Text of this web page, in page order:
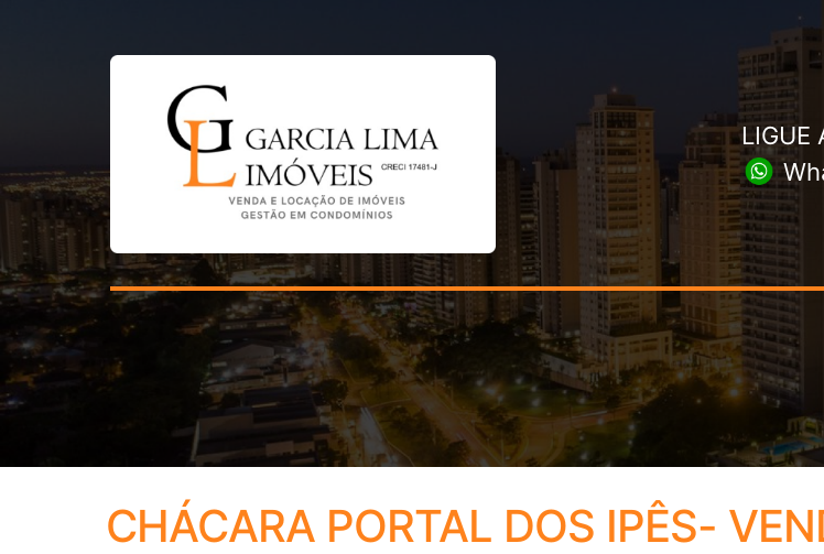
LIGUE
CHÁCARA PORTAL DOS IPÊS-